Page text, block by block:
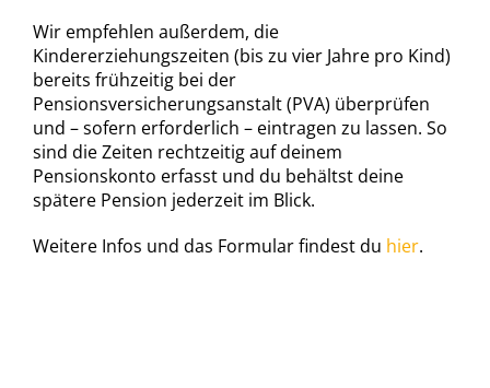
Wir empfehlen außerdem, die
Kindererziehungszeiten (bis zu vier Jahre pro Kind)
bereits frühzeitig bei der
Pensionsversicherungsanstalt (PVA) überprüfen
und – sofern erforderlich – eintragen zu lassen. So
sind die Zeiten rechtzeitig auf deinem
Pensionskonto erfasst und du behältst deine
spätere Pension jederzeit im Blick.
Weitere Infos und das Formular findest du hier.